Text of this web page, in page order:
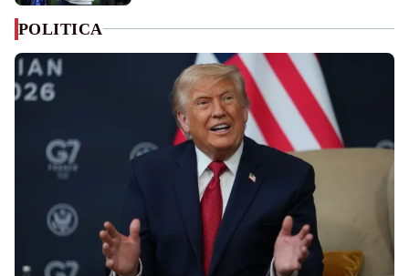
POLITICA